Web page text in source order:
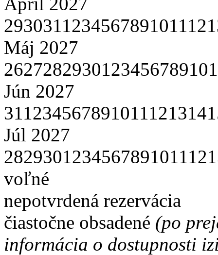
293031123456789101112
Máj 2027
262728293012345678910
Jún 2027
311234567891011121314
Júl 2027
282930123456789101112
voľné
nepotvrdená rezervácia
čiastočne obsadené (po
informácia o dostupnosti